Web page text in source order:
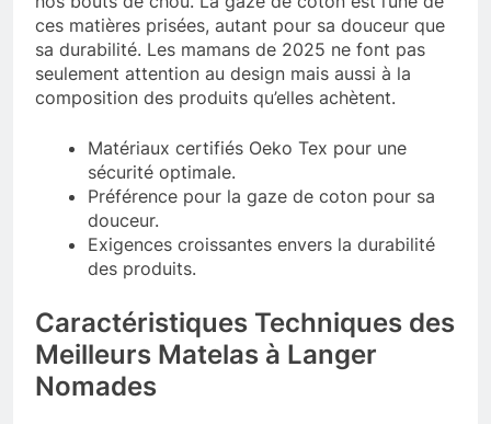
ces matières prisées, autant pour sa douceur que
sa durabilité. Les mamans de 2025 ne font pas
seulement attention au design mais aussi à la
composition des produits qu’elles achètent.
Matériaux certifiés Oeko Tex pour une
sécurité optimale.
Préférence pour la gaze de coton pour sa
douceur.
Exigences croissantes envers la durabilité
des produits.
Caractéristiques Techniques des
Meilleurs Matelas à Langer
Nomades